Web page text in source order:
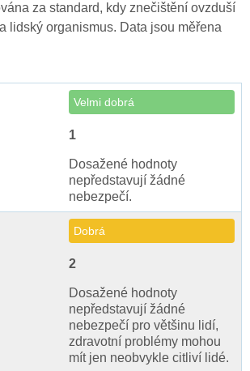
za standard, kdy znečištění ovzduší
lidský organismus. Data jsou měřena
Velmi dobrá
1
Dosažené hodnoty
nepředstavují žádné
nebezpečí.
Dobrá
2
Dosažené hodnoty
nepředstavují žádné
nebezpečí pro většinu lidí,
zdravotní problémy mohou
mít jen neobvykle citliví lidé.